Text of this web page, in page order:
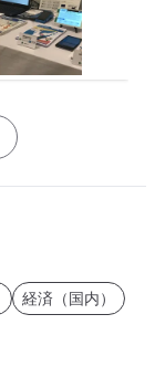
経済（国内）